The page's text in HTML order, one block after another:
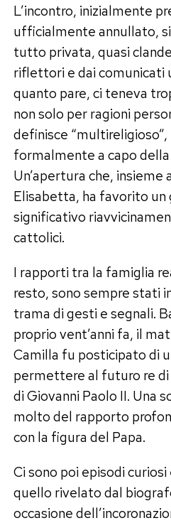
L’incontro, inizialmente
ufficialmente annullato,
tutto privata, quasi
riflettori e dai comunicati
quanto pare, ci teneva
non solo per ragioni
definisce
formalmente a capo della
Un’apertura che,
Elisabetta, ha favorito un
significativo
cattolici.
I rapporti tra la famiglia
resto, sono sempre stati
trama di gesti e segnali.
proprio vent’anni fa, il
Camilla fu posticipato di
permettere al futuro re
di Giovanni Paolo II. Una
molto del rapporto
con la figura del Papa.
Ci sono poi episodi
quello rivelato dal
occasione